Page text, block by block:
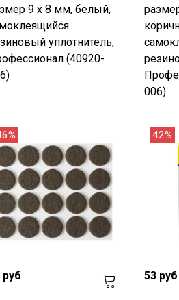
9 х 8 мм, белый,
уплотнитель,
(40920-
006)
руб
42%
53 руб